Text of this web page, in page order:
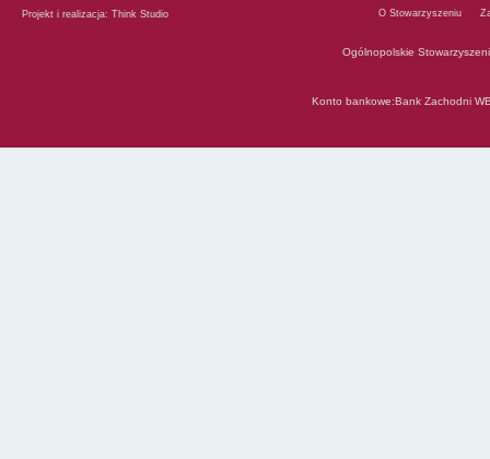
Projekt i realizacja: Think Studio O Stowarzyszeniu
Ogólnopolskie
Konto bankowe:Bank Zachodni